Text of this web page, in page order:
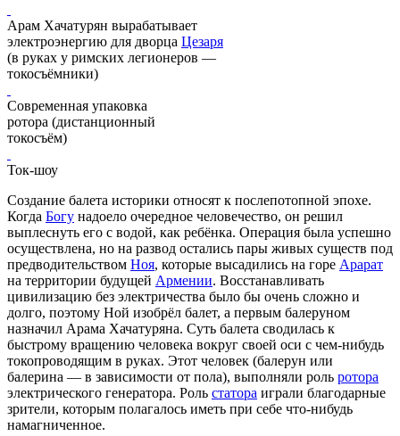
Арам Хачатурян вырабатывает
электроэнергию для дворца Цезаря
(в руках у римских легионеров —
токосъёмники)
Современная упаковка
ротора (дистанционный
токосъём)
Ток-шоу
Создание балета историки относят к послепотопной эпохе.
Когда Богу надоело очередное человечество, он решил
выплеснуть его с водой, как ребёнка. Операция была успешно
осуществлена, но на развод остались пары живых существ под
предводительством Ноя, которые высадились на горе Арарат
на территории будущей Армении. Восстанавливать
цивилизацию без электричества было бы очень сложно и
долго, поэтому Ной изобрёл балет, а первым балеруном
назначил Арама Хачатуряна. Суть балета сводилась к
быстрому вращению человека вокруг своей оси с чем-нибудь
токопроводящим в руках. Этот человек (балерун или
балерина — в зависимости от пола), выполняли роль ротора
электрического генератора. Роль статора играли благодарные
зрители, которым полагалось иметь при себе что-нибудь
намагниченное.